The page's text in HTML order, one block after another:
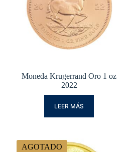
Moneda Krugerrand Oro 1 oz
2022
LEER MÁS
AGOTADO